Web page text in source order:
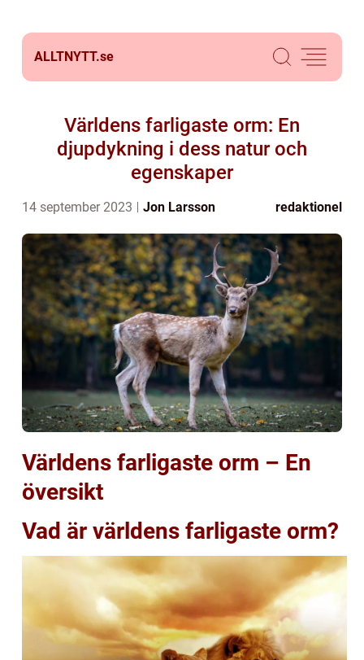
ALLTNYTT.se
Världens farligaste orm: En
djupdykning i dess natur och
egenskaper
14 september 2023 Jon Larsson redaktionel
Världens farligaste orm – En
översikt
Vad är världens farligaste orm?